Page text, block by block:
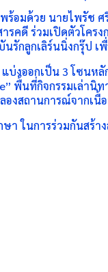
อมด้วย นายไพรัช
ดี ร่วมเปิดตัวโค
รักลูกเลิร์นนิ่งกรุ๊ป
งออกเป็น 3 โซน
พื้นที่กิจกรรมเล่านิ
ลองสถานการณ์จากเ
ในการร่วมกันสร้